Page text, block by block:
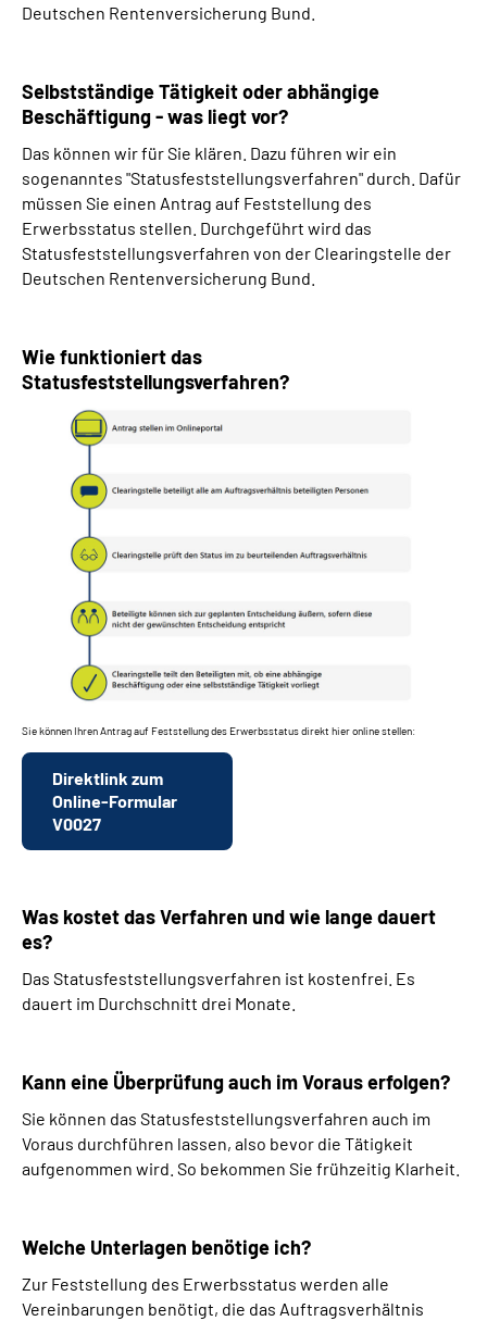
Deutschen Rentenversicherung Bund.
Selbstständige Tätigkeit oder abhängige
Beschäftigung - was liegt vor?
Das können wir für Sie klären. Dazu führen wir ein
sogenanntes "Statusfeststellungsverfahren" durch. Dafür
müssen Sie einen Antrag auf Feststellung des
Erwerbsstatus stellen. Durchgeführt wird das
Statusfeststellungsverfahren von der Clearingstelle der
Deutschen Rentenversicherung Bund.
Wie funktioniert das
Statusfeststellungsverfahren?
Sie können Ihren Antrag auf Feststellung des Erwerbsstatus direkt hier online stellen:
Direktlink zum
Online-Formular
V0027
Was kostet das Verfahren und wie lange dauert
es?
Das Statusfeststellungsverfahren ist kostenfrei. Es
dauert im Durchschnitt drei Monate.
Kann eine Überprüfung auch im Voraus erfolgen?
Sie können das Statusfeststellungsverfahren auch im
Voraus durchführen lassen, also bevor die Tätigkeit
aufgenommen wird. So bekommen Sie frühzeitig Klarheit.
Welche Unterlagen benötige ich?
Zur Feststellung des Erwerbsstatus werden alle
Vereinbarungen benötigt, die das Auftragsverhältnis